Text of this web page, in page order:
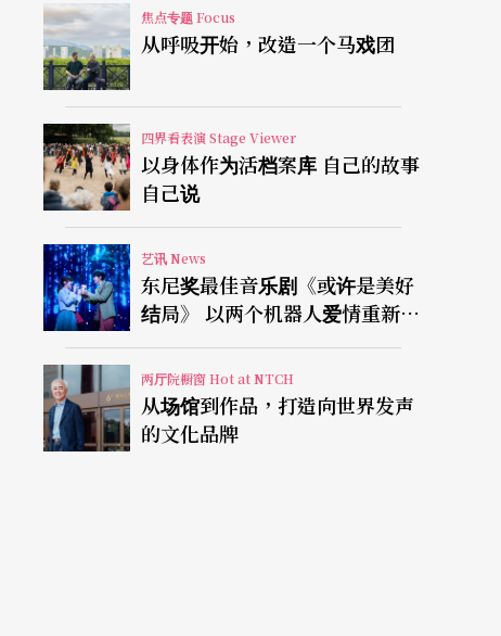
焦点专题 Focus
从呼吸开始，改造一个马戏团
四界看表演 Stage Viewer
以身体作为活档案库 自己的故事
自己说
艺讯 News
东尼奖最佳音乐剧《或许是美好
结局》 以两个机器人爱情重新凝
视有限人生
两厅院橱窗 Hot at NTCH
从场馆到作品，打造向世界发声
的文化品牌